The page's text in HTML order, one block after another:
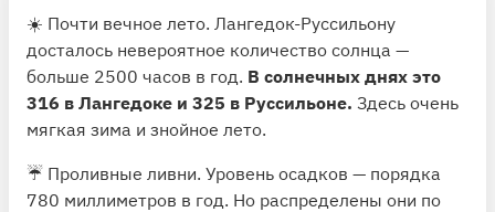
☀️ Почти вечное лето. Лангедок-Руссильону
досталось невероятное количество солнца —
больше 2500 часов в год. В солнечных днях это
316 в Лангедоке и 325 в Руссильоне. Здесь очень
мягкая зима и знойное лето.
☔️ Проливные ливни. Уровень осадков — порядка
780 миллиметров в год. Но распределены они по